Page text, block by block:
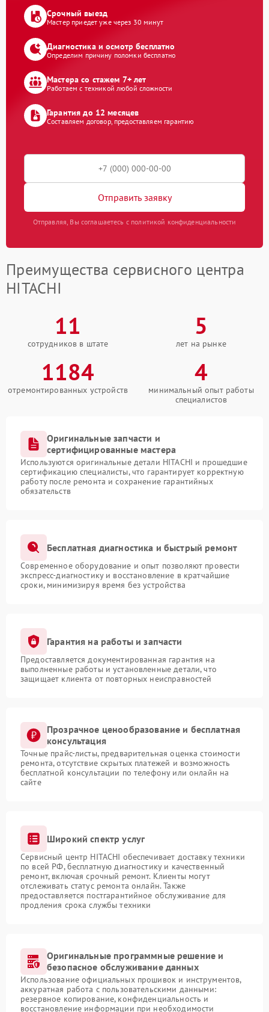
Срочный выезд
Мастер приедет уже через 30 минут
Диагностика и осмотр бесплатно
Определим причину поломки бесплатно
Мастера со стажем 7+ лет
Работаем с техникой любой сложности
Гарантия до 12 месяцев
Составляем договор, предоставляем гарантию
Отправить заявку
Отправляя, Вы соглашаетесь с политикой конфиденциальности
Преимущества сервисного центра
HITACHI
11
сотрудников в штате
5
лет на рынке
1184
отремонтированных устройств
4
минимальный опыт работы
специалистов
Оригинальные запчасти и
сертифицированные мастера
Используются оригинальные детали HITACHI и прошедшие
сертификацию специалисты, что гарантирует корректную
работу после ремонта и сохранение гарантийных
обязательств
Бесплатная диагностика и быстрый ремонт
Современное оборудование и опыт позволяют провести
экспресс-диагностику и восстановление в кратчайшие
сроки, минимизируя время без устройства
Гарантия на работы и запчасти
Предоставляется документированная гарантия на
выполненные работы и установленные детали, что
защищает клиента от повторных неисправностей
Прозрачное ценообразование и бесплатная
консультация
Точные прайс-листы, предварительная оценка стоимости
ремонта, отсутствие скрытых платежей и возможность
бесплатной консультации по телефону или онлайн на
сайте
Широкий спектр услуг
Сервисный центр HITACHI обеспечивает доставку техники
по всей РФ, бесплатную диагностику и качественный
ремонт, включая срочный ремонт. Клиенты могут
отслеживать статус ремонта онлайн. Также
предоставляется постгарантийное обслуживание для
продления срока службы техники
Оригинальные программные решение и
безопасное обслуживание данных
Использование официальных прошивок и инструментов,
аккуратная работа с пользовательскими данными:
резервное копирование, конфиденциальность и
восстановление информации при необходимости